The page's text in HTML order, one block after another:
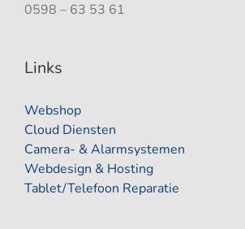
0598 – 63 53 61
Links
Webshop
Cloud Diensten
Camera- & Alarmsystemen
Webdesign & Hosting
Tablet/Telefoon Reparatie